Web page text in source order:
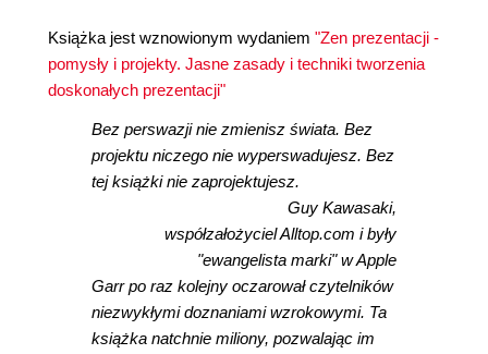
Książka jest wznowionym wydaniem "Zen prezentacji -
pomysły i projekty. Jasne zasady i techniki tworzenia
doskonałych prezentacji"
Bez perswazji nie zmienisz świata. Bez
projektu niczego nie wyperswadujesz. Bez
tej książki nie zaprojektujesz.
Guy Kawasaki,
współzałożyciel Alltop.com i były
"ewangelista marki" w Apple
Garr po raz kolejny oczarował czytelników
niezwykłymi doznaniami wzrokowymi. Ta
książka natchnie miliony, pozwalając im